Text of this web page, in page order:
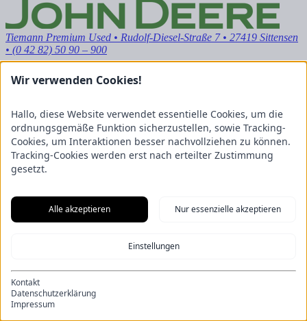
Tiemann Premium Used • Rudolf-Diesel-Straße 7 • 27419 Sittensen
• (0 42 82) 50 90 – 900
Wir verwenden Cookies!
Hallo, diese Website verwendet essentielle Cookies, um die
ordnungsgemäße Funktion sicherzustellen, sowie Tracking-
Cookies, um Interaktionen besser nachvollziehen zu können.
Tracking-Cookies werden erst nach erteilter Zustimmung
gesetzt.
Alle akzeptieren Nur essenzielle akzeptieren
Einstellungen
Kontakt
Datenschutzerklärung
Impressum